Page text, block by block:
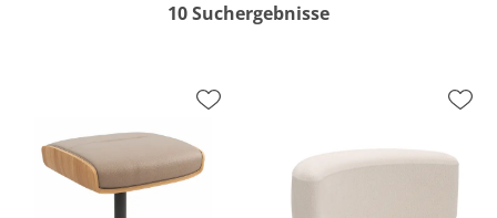
10 Suchergebnisse